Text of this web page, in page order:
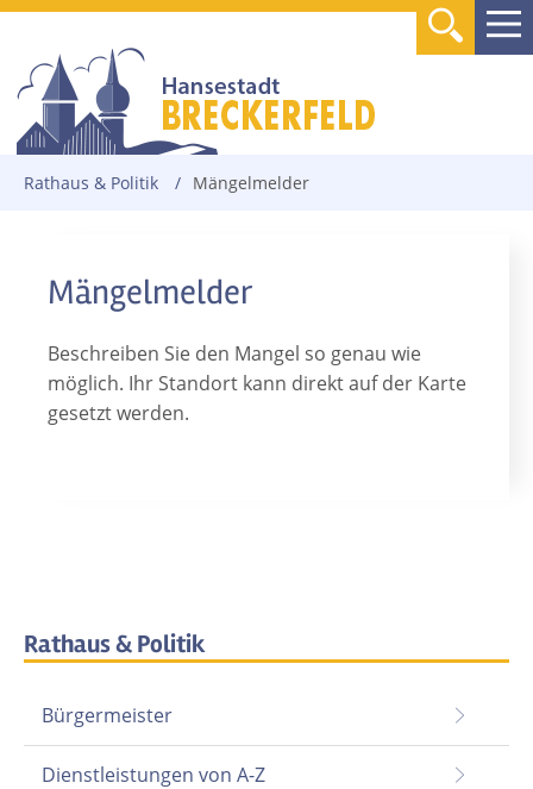
Rathaus & Politik / Mängelmelder
Mängelmelder
Beschreiben Sie den Mangel so genau wie
möglich. Ihr Standort kann direkt auf der Karte
gesetzt werden.
Rathaus & Politik
Bürgermeister
Dienstleistungen von A-Z